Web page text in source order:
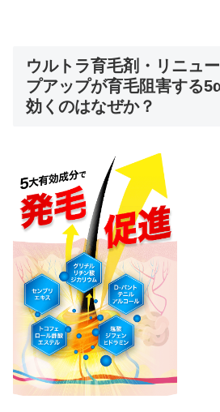
ウルトラ育毛剤・リニュ
プアップが育毛阻害する
効くのはなぜか？